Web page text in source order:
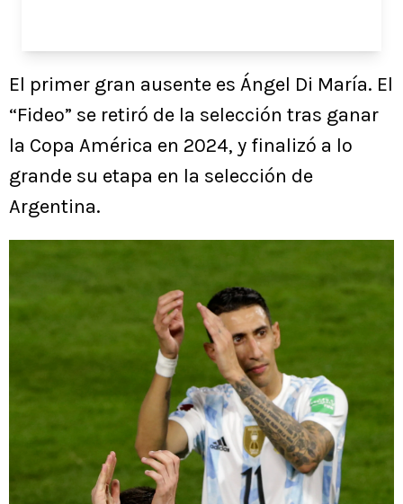
El primer gran ausente es Ángel Di María. El
“Fideo” se retiró de la selección tras ganar
la Copa América en 2024, y finalizó a lo
grande su etapa en la selección de
Argentina.